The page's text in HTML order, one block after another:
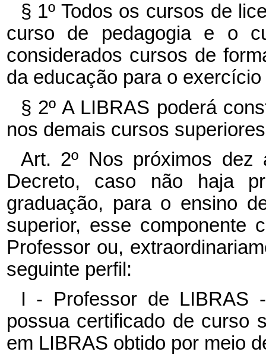
§ 1º Todos os cursos de
curso de pedagogia e o
considerados cursos de
da educação para o
§ 2º A LIBRAS poderá
nos demais cursos
Art. 2º Nos próximos dez
Decreto, caso não haja
graduação, para o ensino
superior, esse componente
Professor ou,
seguinte perfil:
I - Professor de LIBRAS
possua certificado de curso
em LIBRAS obtido por meio